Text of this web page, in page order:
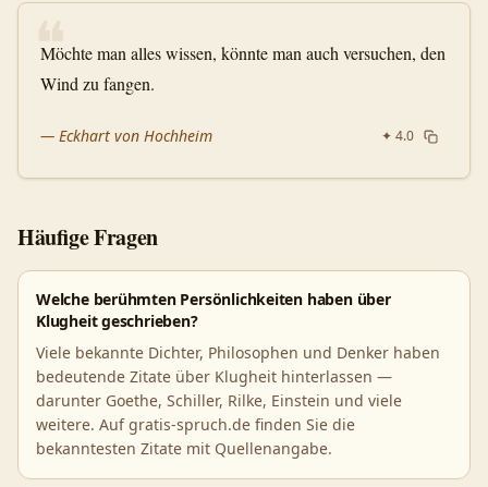
❝
Möchte man alles wissen, könnte man auch versuchen, den
Wind zu fangen.
— Eckhart von Hochheim ✦ 4.0
Häufige Fragen
Welche berühmten Persönlichkeiten haben über
Klugheit geschrieben?
Viele bekannte Dichter, Philosophen und Denker haben
bedeutende Zitate über Klugheit hinterlassen —
darunter Goethe, Schiller, Rilke, Einstein und viele
weitere. Auf gratis-spruch.de finden Sie die
bekanntesten Zitate mit Quellenangabe.